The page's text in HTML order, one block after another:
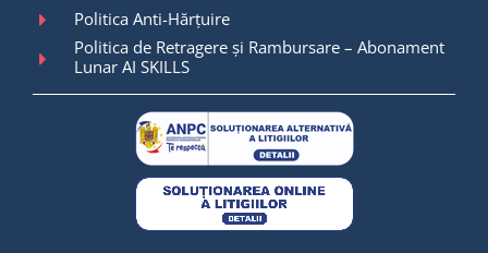
Politica Anti-Hărțuire
Politica de Retragere și Rambursare – Abonament
Lunar AI SKILLS